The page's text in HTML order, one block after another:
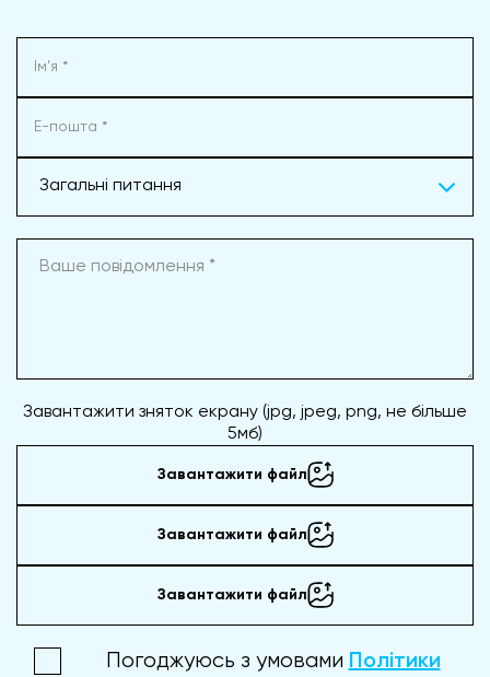
Загальні питання
Завантажити зняток екрану (jpg, jpeg, png, не більше
5мб)
Завантажити файл
Завантажити файл
Завантажити файл
Погоджуюсь з умовами Політики